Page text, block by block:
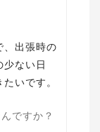
、出張時の
ない日
いです。
ですか？